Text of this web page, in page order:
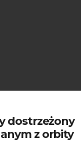
dostrzeżony
z orbity